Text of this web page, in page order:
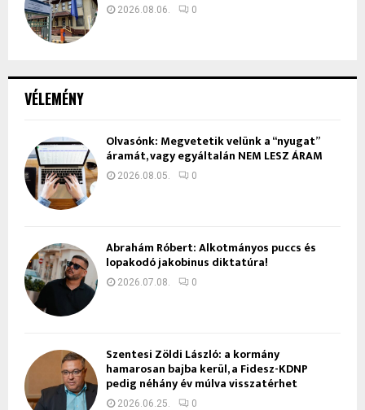
VÉLEMÉNY
Olvasónk: Megvetetik velünk a “nyugat”
áramát, vagy egyáltalán NEM LESZ ÁRAM
2026.08.05. 0
Ábrahám Róbert: Alkotmányos puccs és
lopakodó jakobinus diktatúra!
2026.07.08. 0
Szentesi Zöldi László: a kormány
hamarosan bajba kerül, a Fidesz-KDNP
pedig néhány év múlva visszatérhet
2026.06.25. 0
2026.08.06. 0